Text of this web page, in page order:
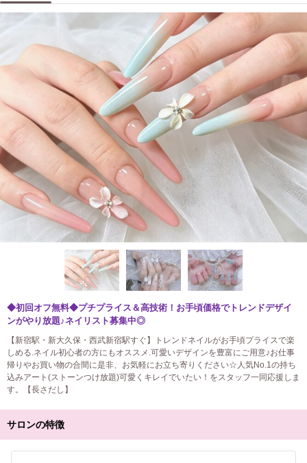
◆初回オフ無料◆プチプライス＆高技術！お手頃価格でトレンドデザイ
ンがやり放題♪ネイリスト募集中◎
【新宿駅・新大久保・西武新宿駅すぐ】トレンドネイルがお手頃プライスで楽
しめる.ネイル初心者の方にもオススメ.可愛いデザインを豊富にご用意♪お仕事
帰りやお買い物の合間に是非、お気軽にお立ち寄りください☆人気No.1の持ち
込みアート(ストーンつけ放題)可愛くキレイでいたい！をスタッフ一同応援しま
す。【長さだし】
サロンの特徴